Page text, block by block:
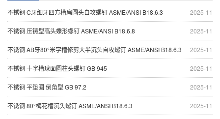
2025-11
不锈钢 C牙细牙四方槽扁圆头自攻螺钉 ASME/ANSI B18.6.3
2025-11
不锈钢 压铸型高头蝶形螺钉 ASME/ANSI B18.6.8
2025-11
不锈钢 AB牙80°米字槽修剪大半沉头自攻螺钉 ASME/ANSI B18.6.3
2025-11
不锈钢 十字槽球面圆柱头螺钉 GB 945
2025-11
不锈钢 平垫圈 倒角型 GB 97.2
2025-11
不锈钢 80°梅花槽沉头螺钉 ASME/ANSI B18.6.3